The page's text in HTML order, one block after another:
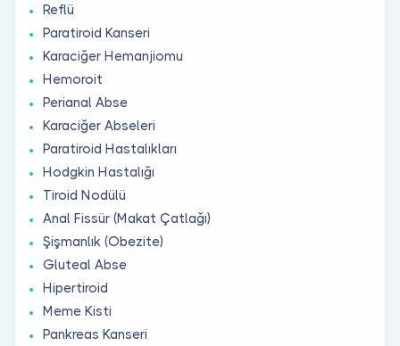
Reflü
Paratiroid Kanseri
Karaciğer Hemanjiomu
Hemoroit
Perianal Abse
Karaciğer Abseleri
Paratiroid Hastalıkları
Hodgkin Hastalığı
Tiroid Nodülü
Anal Fissür (Makat Çatlağı)
Şişmanlık (Obezite)
Gluteal Abse
Hipertiroid
Meme Kisti
Pankreas Kanseri